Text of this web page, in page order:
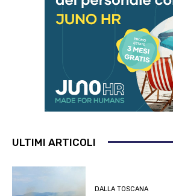
ULTIMI ARTICOLI
DALLA TOSCANA